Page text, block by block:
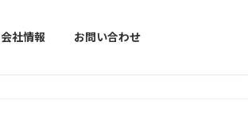
会社情報 お問い合わせ